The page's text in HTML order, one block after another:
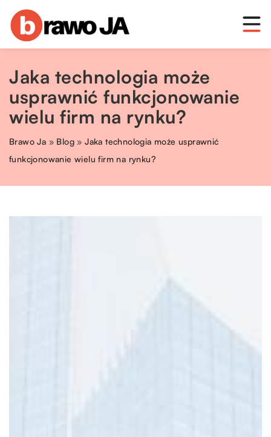
Jaka technologia może
usprawnić funkcjonowanie
wielu firm na rynku?
Brawo Ja » Blog »Jaka technologia może usprawnić
funkcjonowanie wielu firm na rynku?